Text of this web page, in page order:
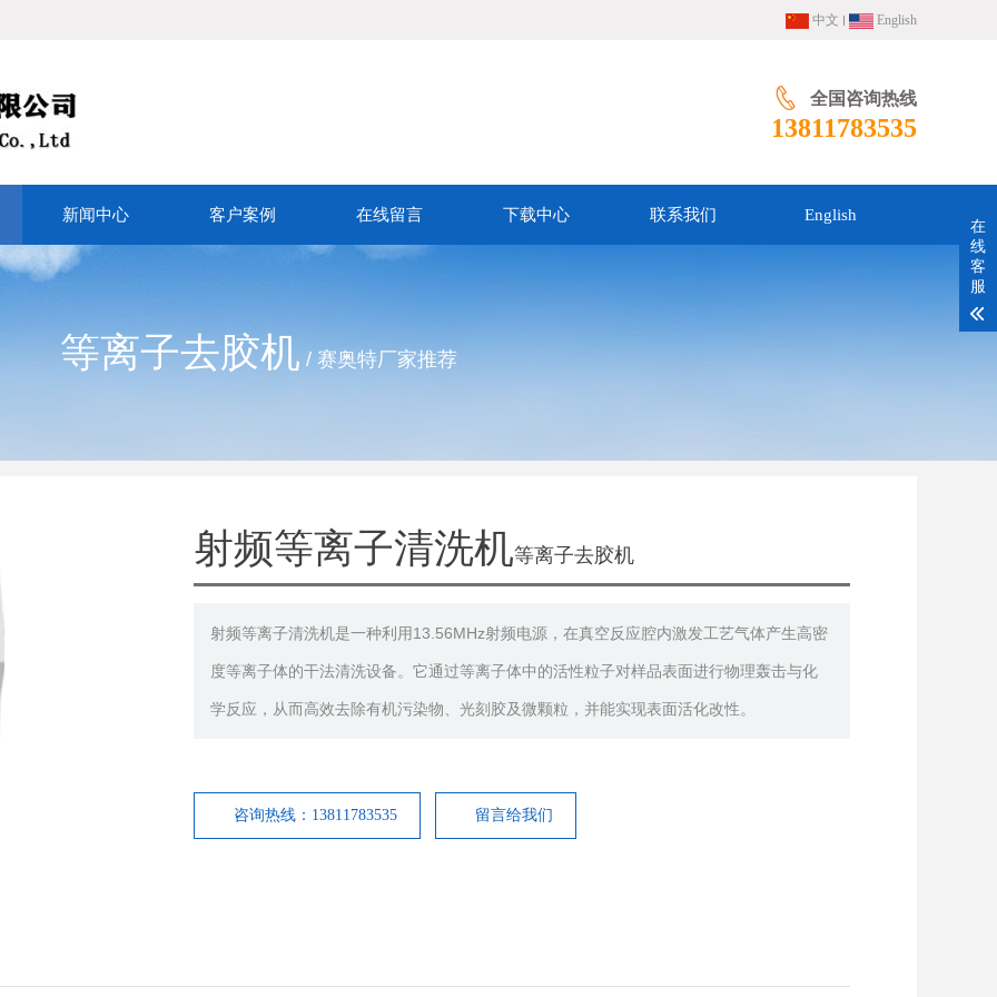
中文 English
全国咨询热线
13811783535
新闻中心 客户案例 在线留言 下载中心 联系我们 English
等离子去胶机 / 赛奥特厂家推荐
射频等离子清洗机等离子去胶机
射频等离子清洗机是一种利用13.56MHz射频电源，在真空反应腔内激发工艺气体产生高密
度等离子体的干法清洗设备。它通过等离子体中的活性粒子对样品表面进行物理轰击与化
学反应，从而高效去除有机污染物、光刻胶及微颗粒，并能实现表面活化改性。
咨询热线：13811783535 留言给我们
在
线
客
服